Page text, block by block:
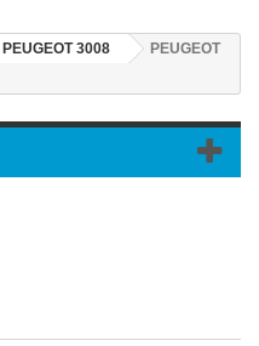
PEUGEOT 3008
PEUGEOT